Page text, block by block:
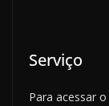
Serviço
Para acessar o